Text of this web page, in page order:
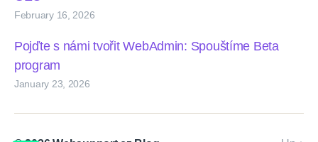
February 16, 2026
Pojďte s námi tvořit WebAdmin: Spouštíme Beta
program
January 23, 2026